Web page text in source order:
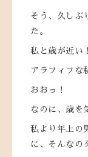
そう、久しぶ
た。
私と歳が近い！
アラフィフな
おおっ！
なのに、歳を
私より年上の
に、そんなの